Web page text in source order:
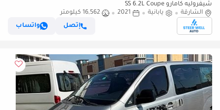
شيفروليه كامارو SS 6.2L Coupe
الشارقة
يابانية 2021
16,562 كيلومتر
إتصل
واتساب